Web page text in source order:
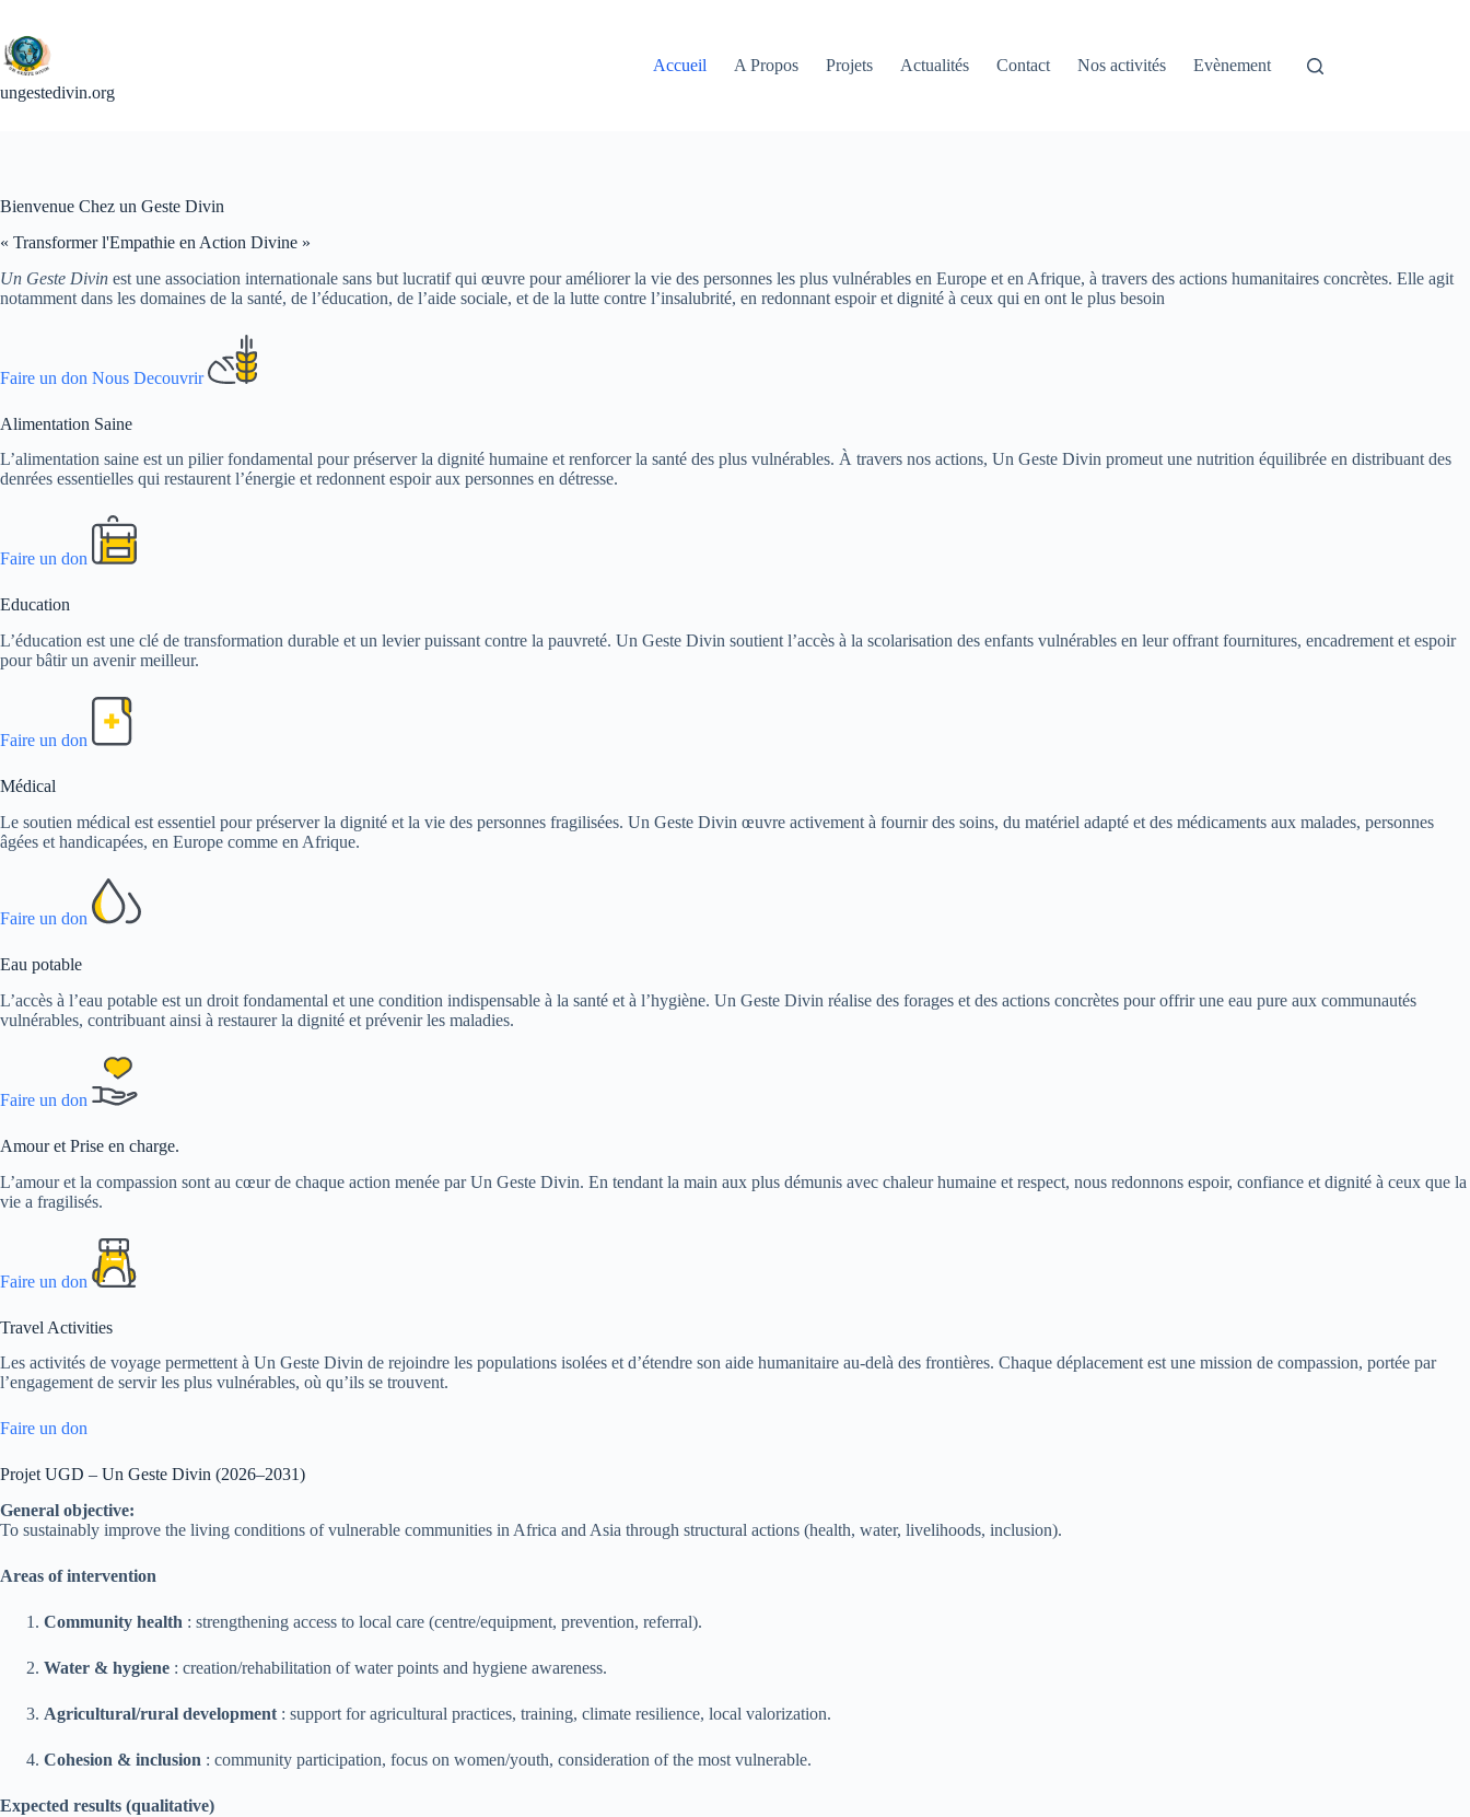
contenu
ungestedivin.org
Accueil A Propos Projets Actualités Contact Nos activités Evènement
Bienvenue Chez un Geste Divin
« Transformer l'Empathie en Action Divine »
Un Geste Divin est une association internationale sans but lucratif qui œuvre pour améliorer la vie des personnes les plus vulnérables en Europe et en Afrique, à travers des actions humanitaires concrètes. Elle agit
notamment dans les domaines de la santé, de l’éducation, de l’aide sociale, et de la lutte contre l’insalubrité, en redonnant espoir et dignité à ceux qui en ont le plus besoin
Faire un don Nous Decouvrir
Alimentation Saine
L’alimentation saine est un pilier fondamental pour préserver la dignité humaine et renforcer la santé des plus vulnérables. À travers nos actions, Un Geste Divin promeut une nutrition équilibrée en distribuant des
denrées essentielles qui restaurent l’énergie et redonnent espoir aux personnes en détresse.
Faire un don
Education
L’éducation est une clé de transformation durable et un levier puissant contre la pauvreté. Un Geste Divin soutient l’accès à la scolarisation des enfants vulnérables en leur offrant fournitures, encadrement et espoir
pour bâtir un avenir meilleur.
Faire un don
Médical
Le soutien médical est essentiel pour préserver la dignité et la vie des personnes fragilisées. Un Geste Divin œuvre activement à fournir des soins, du matériel adapté et des médicaments aux malades, personnes
âgées et handicapées, en Europe comme en Afrique.
Faire un don
Eau potable
L’accès à l’eau potable est un droit fondamental et une condition indispensable à la santé et à l’hygiène. Un Geste Divin réalise des forages et des actions concrètes pour offrir une eau pure aux communautés
vulnérables, contribuant ainsi à restaurer la dignité et prévenir les maladies.
Faire un don
Amour et Prise en charge.
L’amour et la compassion sont au cœur de chaque action menée par Un Geste Divin. En tendant la main aux plus démunis avec chaleur humaine et respect, nous redonnons espoir, confiance et dignité à ceux que la
vie a fragilisés.
Faire un don
Travel Activities
Les activités de voyage permettent à Un Geste Divin de rejoindre les populations isolées et d’étendre son aide humanitaire au-delà des frontières. Chaque déplacement est une mission de compassion, portée par
l’engagement de servir les plus vulnérables, où qu’ils se trouvent.
Faire un don
Projet UGD – Un Geste Divin (2026–2031)
General objective:
To sustainably improve the living conditions of vulnerable communities in Africa and Asia through structural actions (health, water, livelihoods, inclusion).
Areas of intervention
Community health : strengthening access to local care (centre/equipment, prevention, referral).
Water & hygiene : creation/rehabilitation of water points and hygiene awareness.
Agricultural/rural development : support for agricultural practices, training, climate resilience, local valorization.
Cohesion & inclusion : community participation, focus on women/youth, consideration of the most vulnerable.
Expected results (qualitative)